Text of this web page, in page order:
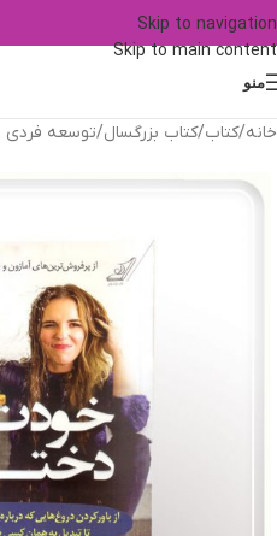
Skip to navigation
Skip to main content
منو
خانه/کتاب/کتاب بزرگسال/توسعه فردی